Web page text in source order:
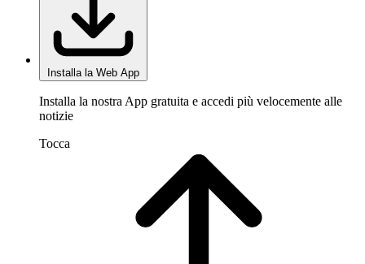
Installa la Web App
Installa la nostra App gratuita e accedi più velocemente alle
notizie
Tocca